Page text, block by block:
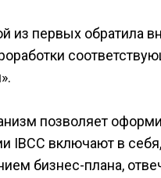
из первых обратила
позволяет
IBCC включают в
бизнес-плана,